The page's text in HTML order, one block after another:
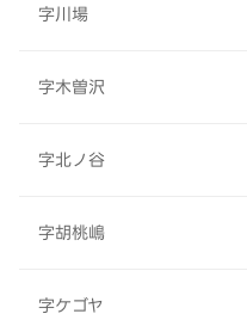
字川場
字木曽沢
字北ノ谷
字胡桃嶋
字ケゴヤ